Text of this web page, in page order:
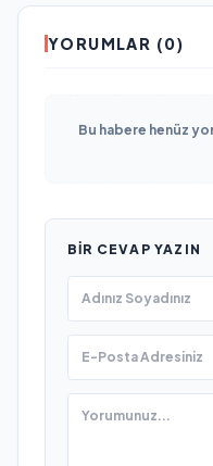
YORUMLAR (0)
Bu habere henüz
BIR CEVAP YAZIN